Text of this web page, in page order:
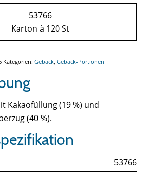
53766
Karton à 120 St
Kategorien: Gebäck, Gebäck-Portionen
Kakaofüllung (19 %) und
(40 %).
53766